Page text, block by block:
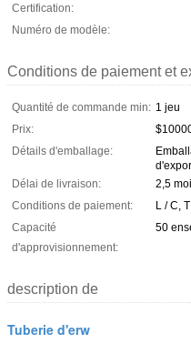
Certification:
Numéro de modèle:
Conditions de paiement et
Quantité de commande min: 1 jeu
Prix:
Détails d'emballage:
Délai de livraison:
2,5
Conditions de paiement:
L / C,
Capacité
d'approvisionnement:
50
description de
Tuberie d'erw